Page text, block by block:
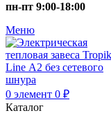
пн-пт 9:00-18:00
Меню
0 элемент 0 ₽
Каталог